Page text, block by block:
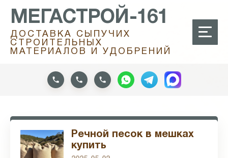
МЕГАСТРОЙ-161
ДОСТАВКА СЫПУЧИХ
СТРОИТЕЛЬНЫХ
МАТЕРИАЛОВ И УДОБРЕНИЙ
Речной песок в мешках
купить